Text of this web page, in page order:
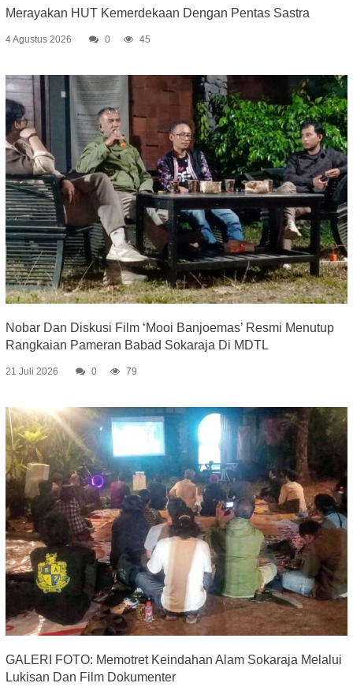
Merayakan HUT Kemerdekaan Dengan Pentas Sastra
4 Agustus 2026 0 45
Nobar Dan Diskusi Film ‘Mooi Banjoemas’ Resmi Menutup
Rangkaian Pameran Babad Sokaraja Di MDTL
21 Juli 2026 0 79
GALERI FOTO: Memotret Keindahan Alam Sokaraja Melalui
Lukisan Dan Film Dokumenter